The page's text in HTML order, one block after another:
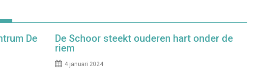
De
De Schoor steekt ouderen hart onder de
riem
4 januari 2024